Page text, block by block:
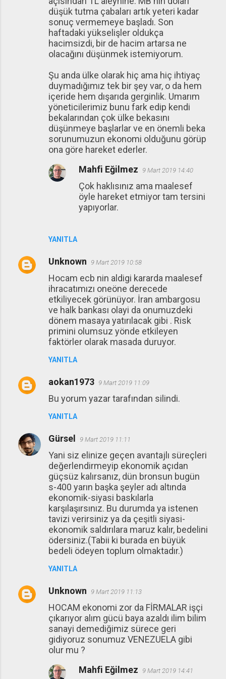
düşük tutma çabaları artık yeteri kadar
sonuç vermemeye başladı. Son
haftadaki yükselişler oldukça
hacimsizdi, bir de hacim artarsa ne
olacağını düşünmek istemiyorum.
Şu anda ülke olarak hiç ama hiç ihtiyaç
duymadığımız tek bir şey var, o da hem
içeride hem dışarıda gerginlik. Umarım
yöneticilerimiz bunu fark edip kendi
bekalarından çok ülke bekasını
düşünmeye başlarlar ve en önemli beka
sorunumuzun ekonomi olduğunu görüp
ona göre hareket ederler.
YANITLA
Mahfi Eğilmez 9 Mart 2019 14:40
Çok haklısınız ama maalesef
öyle hareket etmiyor tam tersini
yapıyorlar.
Unknown 9 Mart 2019 10:58
Hocam ecb nin aldigi kararda maalesef
ihracatımızı oneöne derecede
etkiliyecek görünüyor. İran ambargosu
ve halk bankası olayi da onumuzdeki
dönem masaya yatırılacak gibi . Risk
primini olumsuz yönde etkileyen
faktörler olarak masada duruyor.
YANITLA
aokan1973 9 Mart 2019 11:09
Bu yorum yazar tarafından silindi.
YANITLA
Gürsel 9 Mart 2019 11:11
Yani siz elinize geçen avantajlı süreçleri
değerlendirmeyip ekonomik açıdan
güçsüz kalırsanız, dün bronsun bugün
s-400 yarın başka şeyler adı altında
ekonomik-siyasi baskılarla
karşılaşırsınız. Bu durumda ya istenen
tavizi verirsiniz ya da çeşitli siyasi-
ekonomik saldırılara maruz kalır, bedelini
ödersiniz.(Tabii ki burada en büyük
bedeli ödeyen toplum olmaktadır.)
YANITLA
Unknown 9 Mart 2019 11:13
HOCAM ekonomi zor da FİRMALAR işçi
çıkarıyor alım gücü baya azaldı ilim bilim
sanayi demediğimiz sürece geri
gidiyoruz sonumuz VENEZUELA gibi
olur mu ?
Mahfi Eğilmez 9 Mart 2019 14:41